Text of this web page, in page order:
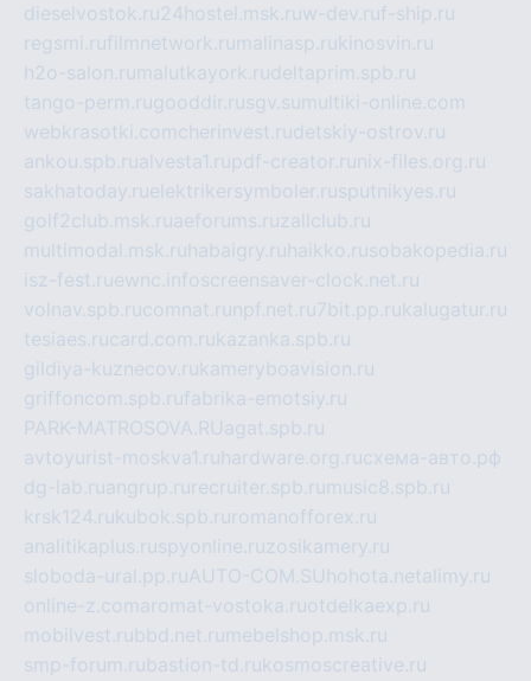
dieselvostok.ru24hostel.msk.ruw-dev.ruf-ship.ru
regsmi.rufilmnetwork.ru malinasp.rukinosvin.ru
h2o-salon.ru malutkayork.rudeltaprim.spb.ru
tango-perm.rugooddir.rusgv.su multiki-online.com
webkrasotki.comcherinvest.rudetskiy-ostrov.ru
ankou.spb.rualvesta1.rupdf-creator.ru nix-files.org.ru
sakhatoday.ruelektrikersymboler.rusputnikyes.ru
golf2club.msk.ruaeforums.ruzallclub.ru
multimodal.msk.ru habaigry.ru haikko.rusobakopedia.ru
isz-fest.ruewnc.infoscreensaver-clock.net.ru
volnav.spb.rucomnat.ru npf.net.ru7bit.pp.rukalugatur.ru
tesiaes.rucard.com.rukazanka.spb.ru
gildiya-kuznecov.rukameryboavision.ru
griffoncom.spb.rufabrika-emotsiy.ru
PARK-MATROSOVA.RUagat.spb.ru
avtoyurist-moskva1.ru hardware.org.ruсхема-авто.рф
dg-lab.ruangrup.ru recruiter.spb.ru music8.spb.ru
krsk124.rukubok.spb.ru romanofforex.ru
analitikaplus.ruspyonline.ruzosikamery.ru
sloboda-ural.pp.ruAUTO-COM.SU hohota.netalimy.ru
online-z.comaromat-vostoka.ruotdelkaexp.ru
mobilvest.rubbd.net.ru mebelshop.msk.ru
smp-forum.rubastion-td.rukosmoscreative.ru